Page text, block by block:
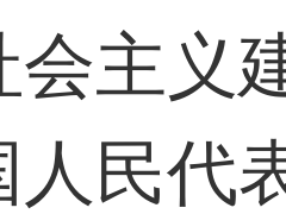
会主义
人民代